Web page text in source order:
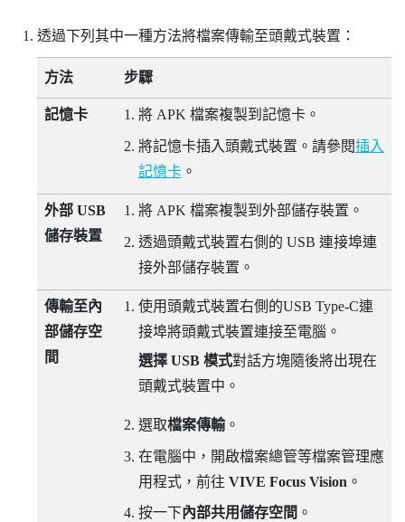
透過下列其中一種方法將檔案傳輸至頭戴式裝置：
方法 步驟
記憶卡 將 APK 檔案複製到記憶卡。
將記憶卡插入頭戴式裝置。請參閱插入
記憶卡。
外部 USB
儲存裝置
將 APK 檔案複製到外部儲存裝置。
透過頭戴式裝置右側的 USB 連接埠連
接外部儲存裝置。
傳輸至內
部儲存空
間
使用頭戴式裝置右側的USB Type-C連
接埠將頭戴式裝置連接至電腦。
選擇 USB 模式對話方塊隨後將出現在
頭戴式裝置中。
選取檔案傳輸。
在電腦中，開啟檔案總管等檔案管理應
用程式，前往 VIVE Focus Vision 。
按一下內部共用儲存空間 。